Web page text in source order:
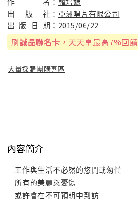
出
版 社： 亞洲唱片有限公司
出 版 日 期： 2015/06/22
刷誠品聯名卡 ，天天享最高7%回饋
大量採購團購專區
內容簡介
工作與生活不必然的悠閒或匆忙
所有的美麗與憂傷
或許會在不可預期中到訪